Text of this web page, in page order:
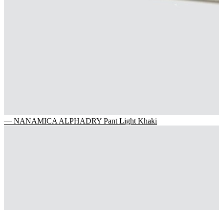
— NANAMICA ALPHADRY Pant Light Khaki